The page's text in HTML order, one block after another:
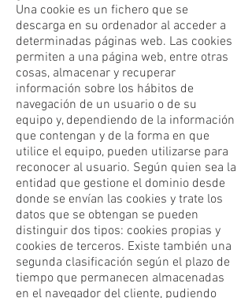
Una cookie es un fichero que se
descarga en su ordenador al acceder a
determinadas páginas web. Las cookies
permiten a una página web, entre otras
cosas, almacenar y recuperar
información sobre los hábitos de
navegación de un usuario o de su
equipo y, dependiendo de la información
que contengan y de la forma en que
utilice el equipo, pueden utilizarse para
reconocer al usuario. Según quien sea la
entidad que gestione el dominio desde
donde se envían las cookies y trate los
datos que se obtengan se pueden
distinguir dos tipos: cookies propias y
cookies de terceros. Existe también una
segunda clasificación según el plazo de
tiempo que permanecen almacenadas
en el navegador del cliente, pudiendo